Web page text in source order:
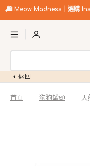
至
容
🛍️ Meow Madness｜選購
返回
首頁 狗狗罐頭 天